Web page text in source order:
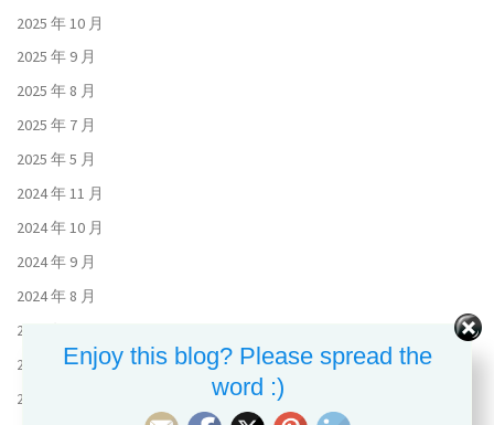
2025 年 10 月
2025 年 9 月
2025 年 8 月
2025 年 7 月
2025 年 5 月
2024 年 11 月
2024 年 10 月
2024 年 9 月
2024 年 8 月
2024 年 7 月
2024 年 6 月
2023 年 11 月
Enjoy this blog? Please spread the
word :)